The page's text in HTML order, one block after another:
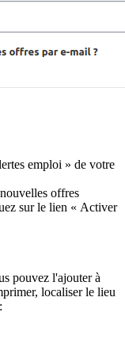
emploi » de votre
offres
sur le lien « Activer
pouvez l'ajouter à
localiser le lieu